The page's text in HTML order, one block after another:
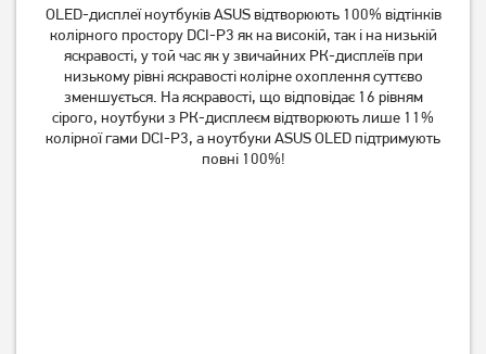
OLED-дисплеї ноутбуків ASUS відтворюють 100% відтінків
колірного простору DCI-P3 як на високій, так і на низькій
яскравості, у той час як у звичайних РК-дисплеїв при
низькому рівні яскравості колірне охоплення суттєво
зменшується. На яскравості, що відповідає 16 рівням
сірого, ноутбуки з РК-дисплеєм відтворюють лише 11%
колірної гами DCI-P3, а ноутбуки ASUS OLED підтримують
повні 100%!